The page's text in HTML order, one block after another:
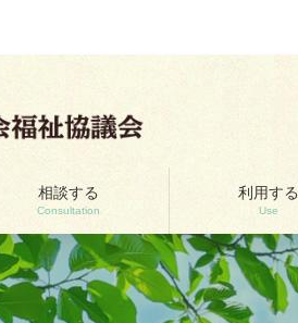
相談する
Consultation
利用する
Use